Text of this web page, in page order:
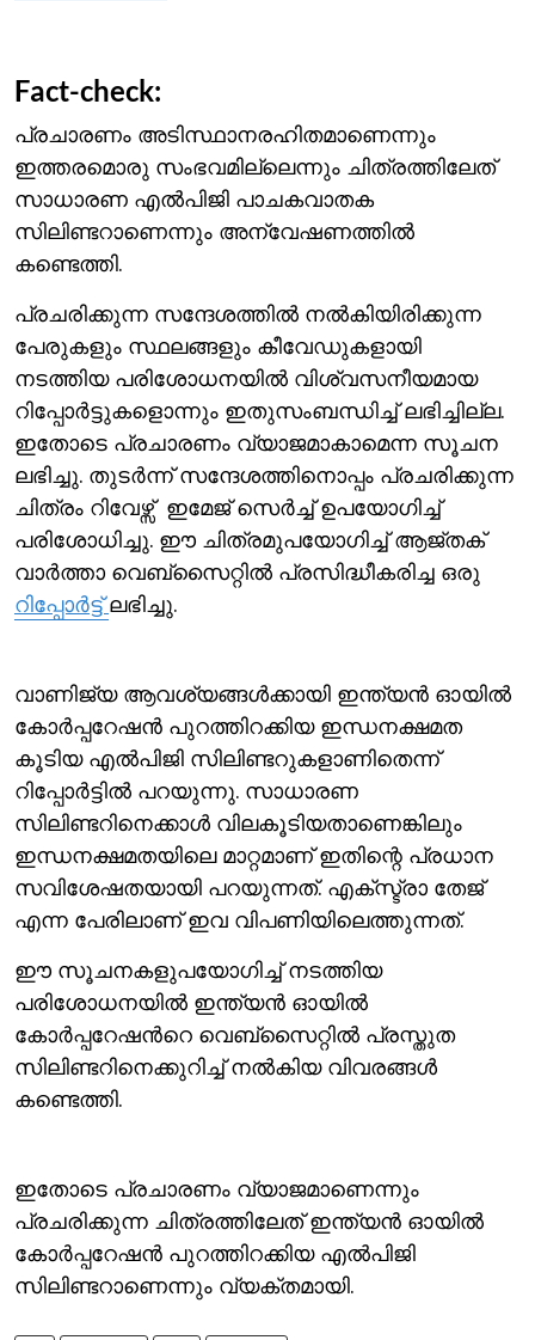
Fact-check:
പ്രചാരണം അടിസ്ഥാനരഹിതമാണെന്നും
ഇത്തരമൊരു സംഭവമില്ലെന്നും ചിത്രത്തിലേത്
സാധാരണ എല്‍പിജി പാചകവാതക
സിലിണ്ടറാണെന്നും അന്വേഷണത്തില്‍
കണ്ടെത്തി.
പ്രചരിക്കുന്ന സന്ദേശത്തില്‍ നല്‍കിയിരിക്കുന്ന
പേരുകളും സ്ഥലങ്ങളും കീവേഡുകളായി
നടത്തിയ പരിശോധനയില്‍ വിശ്വസനീയമായ
റിപ്പോര്‍ട്ടുകളൊന്നും ഇതുസംബന്ധിച്ച് ലഭിച്ചില്ല.
ഇതോടെ പ്രചാരണം വ്യാജമാകാമെന്ന സൂചന
ലഭിച്ചു. തുടര്‍ന്ന് സന്ദേശത്തിനൊപ്പം പ്രചരിക്കുന്ന
ചിത്രം റിവേഴ്സ് ഇമേജ് സെര്‍ച്ച് ഉപയോഗിച്ച്
പരിശോധിച്ചു. ഈ ചിത്രമുപയോഗിച്ച് ആജ്തക്
വാര്‍ത്താ വെബ്സൈറ്റില്‍ പ്രസിദ്ധീകരിച്ച ഒരു
റിപ്പോര്‍ട്ട്ലഭിച്ചു.
വാണിജ്യ ആവശ്യങ്ങള്‍ക്കായി ഇന്ത്യന്‍ ഓയില്‍
കോര്‍പ്പറേഷന്‍ പുറത്തിറക്കിയ ഇന്ധനക്ഷമത
കൂടിയ എല്‍പിജി സിലിണ്ടറുകളാണിതെന്ന്
റിപ്പോര്‍ട്ടില്‍ പറയുന്നു. സാധാരണ
സിലിണ്ടറിനെക്കാള്‍ വിലകൂടിയതാണെങ്കിലും
ഇന്ധനക്ഷമതയിലെ മാറ്റമാണ് ഇതിന്റെ പ്രധാന
സവിശേഷതയായി പറയുന്നത്. എക്സ്ട്രാ തേജ്
എന്ന പേരിലാണ് ഇവ വിപണിയിലെത്തുന്നത്.
ഈ സൂചനകളുപയോഗിച്ച് നടത്തിയ
പരിശോധനയില്‍ ഇന്ത്യന്‍ ഓയില്‍
കോര്‍പ്പറേഷന്‍റെ വെബ്സൈറ്റില്‍ പ്രസ്തുത
സിലിണ്ടറിനെക്കുറിച്ച് നല്‍കിയ വിവരങ്ങള്‍
കണ്ടെത്തി.
ഇതോടെ പ്രചാരണം വ്യാജമാണെന്നും
പ്രചരിക്കുന്ന ചിത്രത്തിലേത് ഇന്ത്യന്‍ ഓയില്‍
കോര്‍പ്പറേഷന്‍ പുറത്തിറക്കിയ എല്‍പിജി
സിലിണ്ടറാണെന്നും വ്യക്തമായി.